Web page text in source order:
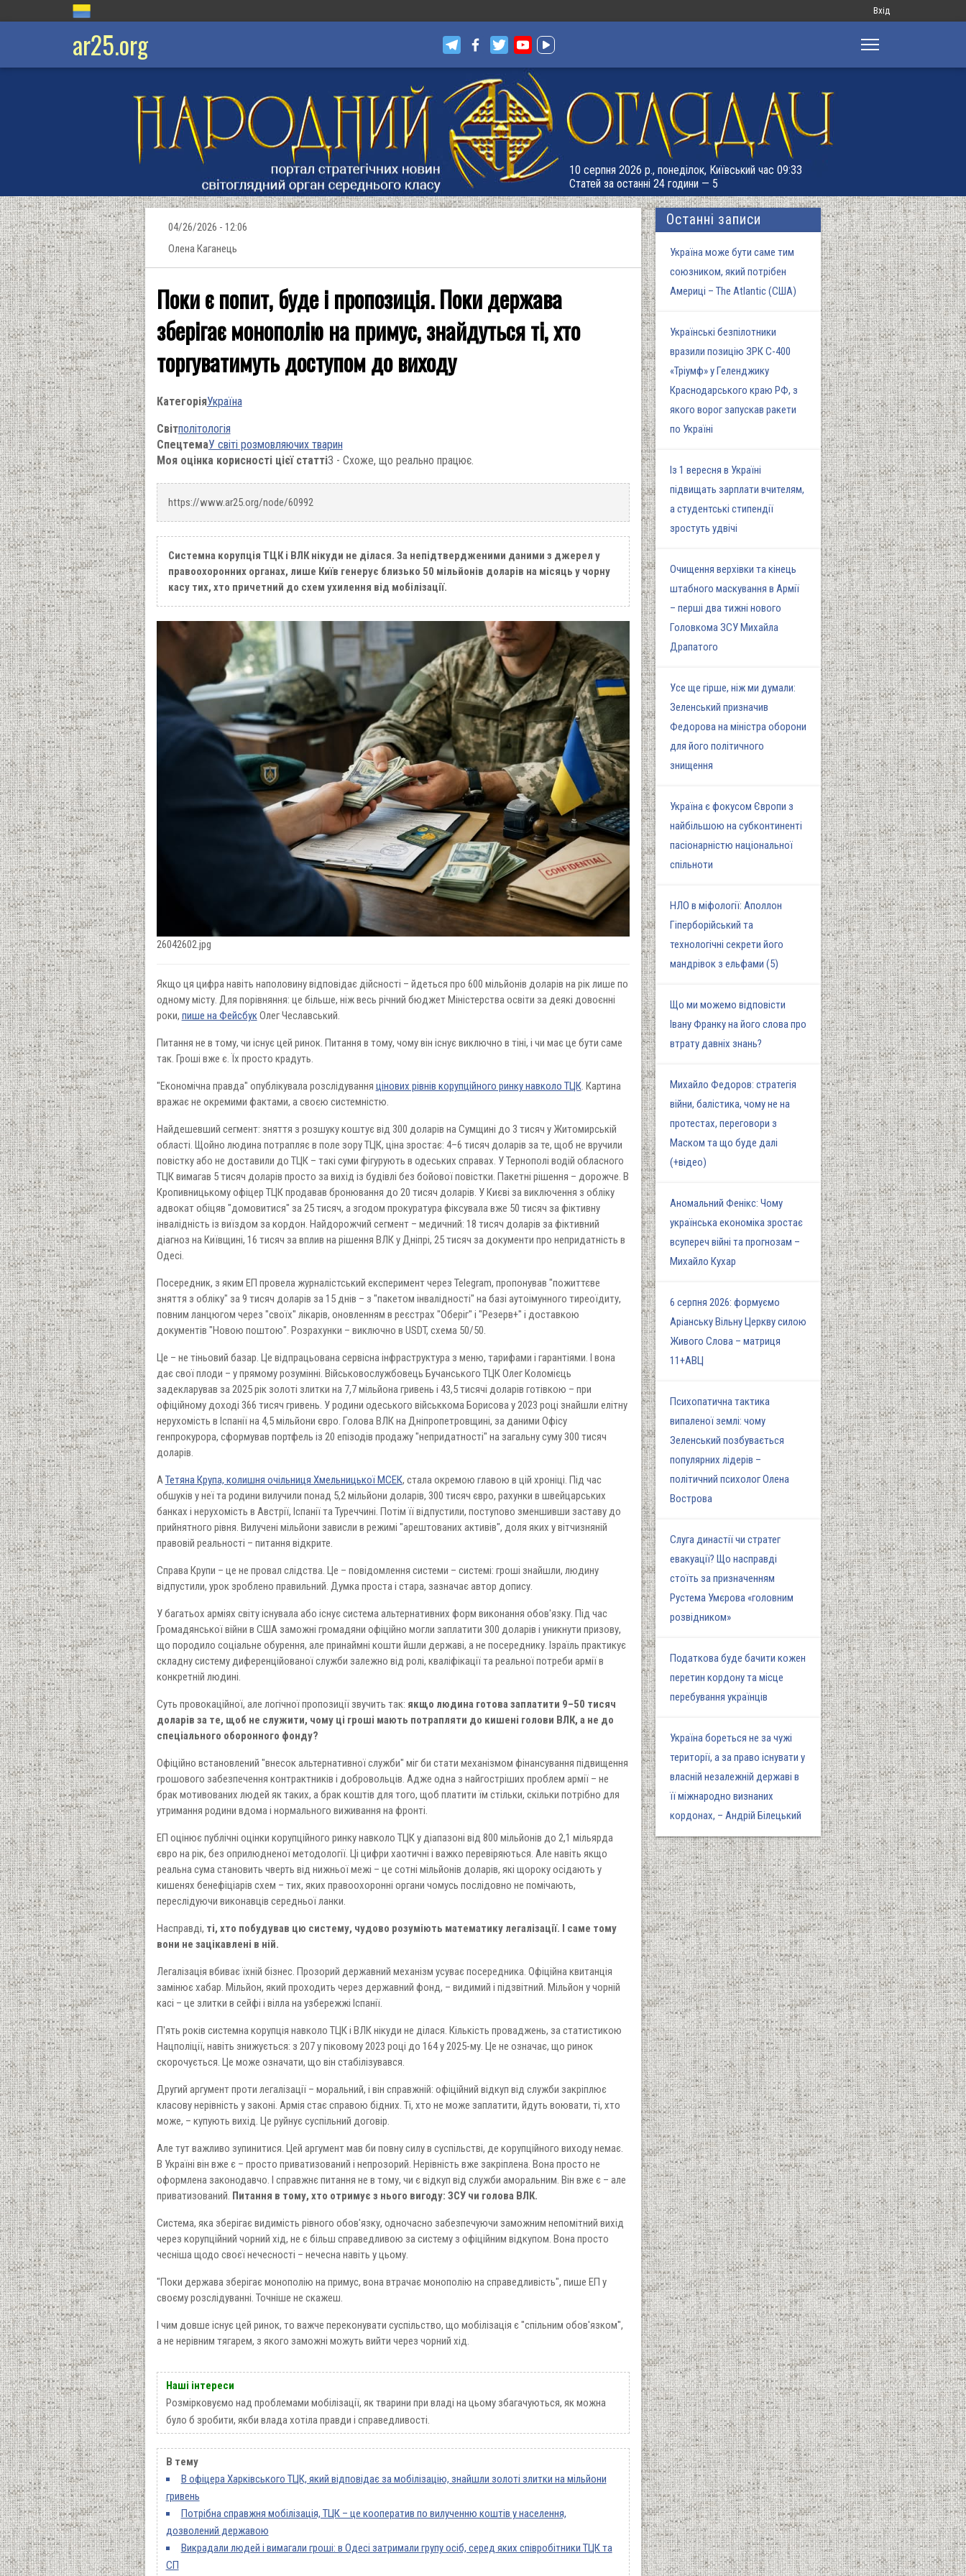
Меню
запису
Вхід
ar25.org
10 серпня 2026 р., понеділок, Київський час 09:33
Статей за останні 24 години — 5
04/26/2026 - 12:06
Олена Каганець
Поки є попит, буде і пропозиція. Поки держава
зберігає монополію на примус, знайдуться ті, хто
торгуватимуть доступом до виходу
КатегоріяУкраїна
Світполітологія
СпецтемаУ світі розмовляючих тварин
Моя оцінка корисності цієї статті3 - Схоже, що реально працює.
https://www.ar25.org/node/60992
Системна корупція ТЦК і ВЛК нікуди не ділася. За непідтвердженими даними з джерел у
правоохоронних органах, лише Київ генерує близько 50 мільйонів доларів на місяць у чорну
касу тих, хто причетний до схем ухилення від мобілізації.
26042602.jpg
Якщо ця цифра навіть наполовину відповідає дійсності – йдеться про 600 мільйонів доларів на рік лише по
одному місту. Для порівняння: це більше, ніж весь річний бюджет Міністерства освіти за деякі довоєнні
роки, пише на ФейсбукОлег Чеславський.
Питання не в тому, чи існує цей ринок. Питання в тому, чому він існує виключно в тіні, і чи має це бути саме
так. Гроші вже є. Їх просто крадуть.
"Економічна правда" опублікувала розслідування цінових рівнів корупційного ринку навколо ТЦК. Картина
вражає не окремими фактами, а своєю системністю.
Найдешевший сегмент: зняття з розшуку коштує від 300 доларів на Сумщині до 3 тисяч у Житомирській
області. Щойно людина потрапляє в поле зору ТЦК, ціна зростає: 4–6 тисяч доларів за те, щоб не вручили
повістку або не доставили до ТЦК – такі суми фігурують в одеських справах. У Тернополі водій обласного
ТЦК вимагав 5 тисяч доларів просто за вихід із будівлі без бойової повістки. Пакетні рішення – дорожче. В
Кропивницькому офіцер ТЦК продавав бронювання до 20 тисяч доларів. У Києві за виключення з обліку
адвокат обіцяв "домовитися" за 25 тисяч, а згодом прокуратура фіксувала вже 50 тисяч за фіктивну
інвалідність із виїздом за кордон. Найдорожчий сегмент – медичний: 18 тисяч доларів за фіктивний
діагноз на Київщині, 16 тисяч за вплив на рішення ВЛК у Дніпрі, 25 тисяч за документи про непридатність в
Одесі.
Посередник, з яким ЕП провела журналістський експеримент через Telegram, пропонував "пожиттєве
зняття з обліку" за 9 тисяч доларів за 15 днів – з "пакетом інвалідності" на базі аутоімунного тиреоїдиту,
повним ланцюгом через "своїх" лікарів, оновленням в реєстрах "Оберіг" і "Резерв+" і доставкою
документів "Новою поштою". Розрахунки – виключно в USDT, схема 50/50.
Це – не тіньовий базар. Це відпрацьована сервісна інфраструктура з меню, тарифами і гарантіями. І вона
дає свої плоди – у прямому розумінні. Військовослужбовець Бучанського ТЦК Олег Коломієць
задекларував за 2025 рік золоті злитки на 7,7 мільйона гривень і 43,5 тисячі доларів готівкою – при
офіційному доході 366 тисяч гривень. У родини одеського військкома Борисова у 2023 році знайшли елітну
нерухомість в Іспанії на 4,5 мільйони євро. Голова ВЛК на Дніпропетровщині, за даними Офісу
генпрокурора, сформував портфель із 20 епізодів продажу "непридатності" на загальну суму 300 тисяч
доларів.
АТетяна Крупа, колишня очільниця Хмельницької МСЕК, стала окремою главою в цій хроніці. Під час
обшуків у неї та родини вилучили понад 5,2 мільйони доларів, 300 тисяч євро, рахунки в швейцарських
банках і нерухомість в Австрії, Іспанії та Туреччині. Потім її відпустили, поступово зменшивши заставу до
прийнятного рівня. Вилучені мільйони зависли в режимі "арештованих активів", доля яких у вітчизняній
правовій реальності – питання відкрите.
Справа Крупи – це не провал слідства. Це – повідомлення системи – системі: гроші знайшли, людину
відпустили, урок зроблено правильний. Думка проста і стара, зазначає автор допису.
У багатьох арміях світу існувала або існує система альтернативних форм виконання обов'язку. Під час
Громадянської війни в США заможні громадяни офіційно могли заплатити 300 доларів і уникнути призову,
що породило соціальне обурення, але принаймні кошти йшли державі, а не посереднику. Ізраїль практикує
складну систему диференційованої служби залежно від ролі, кваліфікації та реальної потреби армії в
конкретній людині.
Суть провокаційної, але логічної пропозиції звучить так: якщо людина готова заплатити 9–50 тисяч
доларів за те, щоб не служити, чому ці гроші мають потрапляти до кишені голови ВЛК, а не до
спеціального оборонного фонду?
Офіційно встановлений "внесок альтернативної служби" міг би стати механізмом фінансування підвищення
грошового забезпечення контрактників і добровольців. Адже одна з найгостріших проблем армії – не
брак мотивованих людей як таких, а брак коштів для того, щоб платити їм стільки, скільки потрібно для
утримання родини вдома і нормального виживання на фронті.
ЕП оцінює публічні оцінки корупційного ринку навколо ТЦК у діапазоні від 800 мільйонів до 2,1 мільярда
євро на рік, без оприлюдненої методології. Ці цифри хаотичні і важко перевіряються. Але навіть якщо
реальна сума становить чверть від нижньої межі – це сотні мільйонів доларів, які щороку осідають у
кишенях бенефіціарів схем – тих, яких правоохоронні органи чомусь послідовно не помічають,
переслідуючи виконавців середньої ланки.
Насправді, ті, хто побудував цю систему, чудово розуміють математику легалізації. І саме тому
вони не зацікавлені в ній.
Легалізація вбиває їхній бізнес. Прозорий державний механізм усуває посередника. Офіційна квитанція
замінює хабар. Мільйон, який проходить через державний фонд, – видимий і підзвітний. Мільйон у чорній
касі – це злитки в сейфі і вілла на узбережжі Іспанії.
П'ять років системна корупція навколо ТЦК і ВЛК нікуди не ділася. Кількість проваджень, за статистикою
Нацполіції, навіть знижується: з 207 у піковому 2023 році до 164 у 2025-му. Це не означає, що ринок
скорочується. Це може означати, що він стабілізувався.
Другий аргумент проти легалізації – моральний, і він справжній: офіційний відкуп від служби закріплює
класову нерівність у законі. Армія стає справою бідних. Ті, хто не може заплатити, йдуть воювати, ті, хто
може, – купують вихід. Це руйнує суспільний договір.
Але тут важливо зупинитися. Цей аргумент мав би повну силу в суспільстві, де корупційного виходу немає.
В Україні він вже є – просто приватизований і непрозорий. Нерівність вже закріплена. Вона просто не
оформлена законодавчо. І справжнє питання не в тому, чи є відкуп від служби аморальним. Він вже є – але
приватизований. Питання в тому, хто отримує з нього вигоду: ЗСУ чи голова ВЛК.
Система, яка зберігає видимість рівного обов'язку, одночасно забезпечуючи заможним непомітний вихід
через корупційний чорний хід, не є більш справедливою за систему з офіційним відкупом. Вона просто
чесніша щодо своєї нечесності – нечесна навіть у цьому.
"Поки держава зберігає монополію на примус, вона втрачає монополію на справедливість", пише ЕП у
своєму розслідуванні. Точніше не скажеш.
І чим довше існує цей ринок, то важче переконувати суспільство, що мобілізація є "спільним обов'язком",
а не нерівним тягарем, з якого заможні можуть вийти через чорний хід.
Наші інтереси
Розмірковуємо над проблемами мобілізації, як тварини при владі на цьому збагачуються, як можна
було б зробити, якби влада хотіла правди і справедливості.
В тему
В офіцера Харківського ТЦК, який відповідає за мобілізацію, знайшли золоті злитки на мільйони
гривень
Потрібна справжня мобілізація, ТЦК – це кооператив по вилученню коштів у населення,
дозволений державою
Викрадали людей і вимагали гроші: в Одесі затримали групу осіб, серед яких співробітники ТЦК та
СП
Останні записи
Україна може бути саме тим
союзником, який потрібен
Америці – The Atlantic (США)
Українські безпілотники
вразили позицію ЗРК С-400
«Тріумф» у Геленджику
Краснодарського краю РФ, з
якого ворог запускав ракети
по Україні
Із 1 вересня в Україні
підвищать зарплати вчителям,
а студентські стипендії
зростуть удвічі
Очищення верхівки та кінець
штабного маскування в Армії
– перші два тижні нового
Головкома ЗСУ Михайла
Драпатого
Усе ще гірше, ніж ми думали:
Зеленський призначив
Федорова на міністра оборони
для його політичного
знищення
Україна є фокусом Європи з
найбільшою на субконтиненті
пасіонарністю національної
спільноти
НЛО в міфології: Аполлон
Гіперборійський та
технологічні секрети його
мандрівок з ельфами (5)
Що ми можемо відповісти
Івану Франку на його слова про
втрату давніх знань?
Михайло Федоров: стратегія
війни, балістика, чому не на
протестах, переговори з
Маском та що буде далі
(+відео)
Аномальний Фенікс: Чому
українська економіка зростає
всупереч війні та прогнозам –
Михайло Кухар
6 серпня 2026: формуємо
Аріанську Вільну Церкву силою
Живого Слова – матриця
11+АВЦ
Психопатична тактика
випаленої землі: чому
Зеленський позбувається
популярних лідерів –
політичний психолог Олена
Вострова
Слуга династії чи стратег
евакуації? Що насправді
стоїть за призначенням
Рустема Умєрова «головним
розвідником»
Податкова буде бачити кожен
перетин кордону та місце
перебування українців
Україна бореться не за чужі
території, а за право існувати у
власній незалежній державі в
її міжнародно визнаних
кордонах, – Андрій Білецький